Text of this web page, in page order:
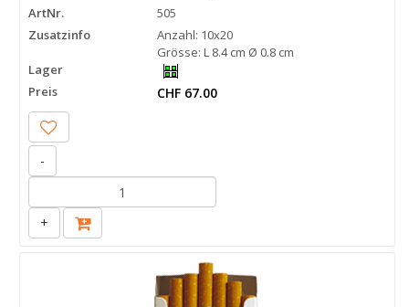
ArtNr.
505
Zusatzinfo
Anzahl: 10x20
Grösse: L 8.4 cm Ø 0.8 cm
Lager
Preis
CHF 67.00
-
+